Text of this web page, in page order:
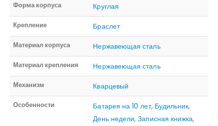
Форма корпуса Круглая
Крепление Браслет
Материал корпуса Нержавеющая сталь
Материал крепления Нержавеющая сталь
Механизм Кварцевый
Особенности Батарея на 10 лет, Будильник,
День недели,Записная книжка,